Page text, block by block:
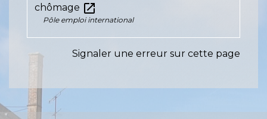
chômage open_in_new
Pôle emploi international
Signaler une erreur sur cette page